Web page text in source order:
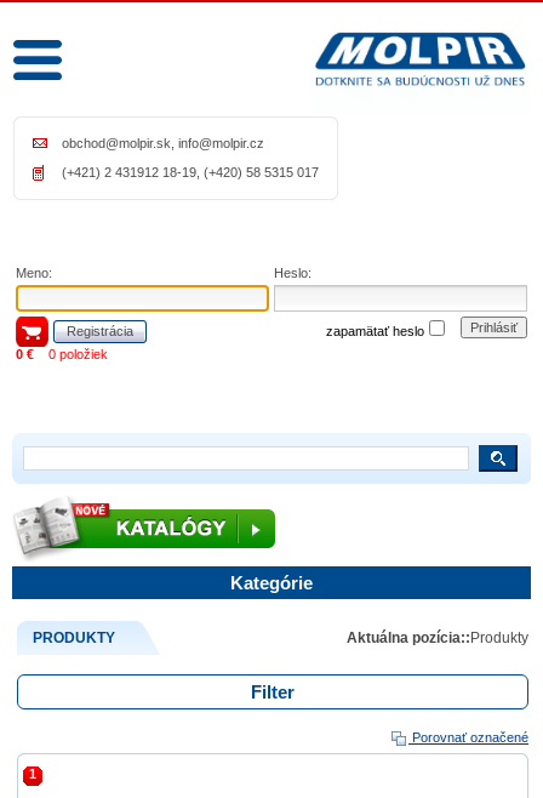
obchod@molpir.sk info@molpir.cz
(+421) 2 431912 18-19, (+420) 58 5315 017
Meno: Heslo:
Registrácia Prihlásiť
zapamätať heslo
0 € 0 položiek
Kategórie
PRODUKTY Aktuálna pozícia:: Produkty
Filter
Porovnať označené
1